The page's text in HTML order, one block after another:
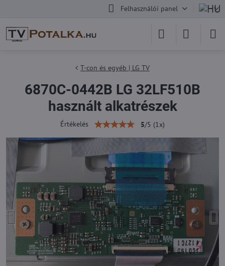
Felhasználói panel
T-con és egyéb | LG TV
6870C-0442B LG 32LF510B
használt alkatrészek
Értékelés 5/5 (1 x)